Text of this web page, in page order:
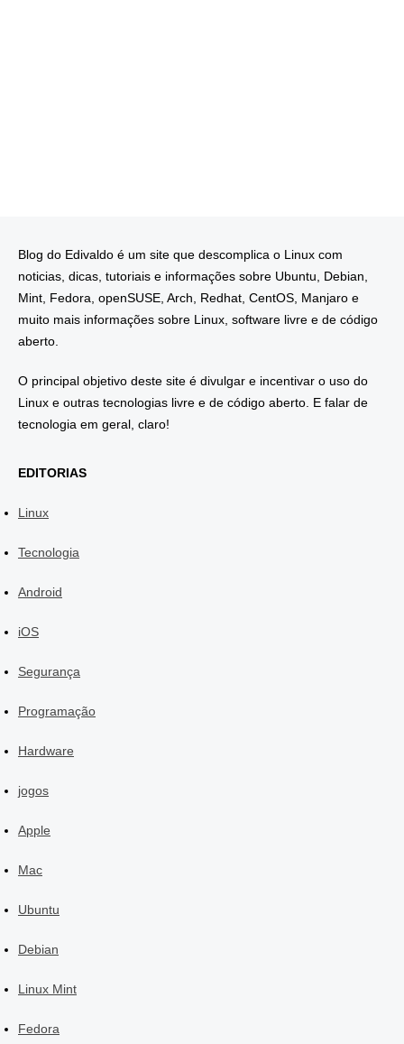
Blog do Edivaldo é um site que descomplica o Linux com
noticias, dicas, tutoriais e informações sobre Ubuntu, Debian,
Mint, Fedora, openSUSE, Arch, Redhat, CentOS, Manjaro e
muito mais informações sobre Linux, software livre e de código
aberto.
O principal objetivo deste site é divulgar e incentivar o uso do
Linux e outras tecnologias livre e de código aberto. E falar de
tecnologia em geral, claro!
EDITORIAS
Linux
Tecnologia
Android
iOS
Segurança
Programação
Hardware
jogos
Apple
Mac
Ubuntu
Debian
Linux Mint
Fedora